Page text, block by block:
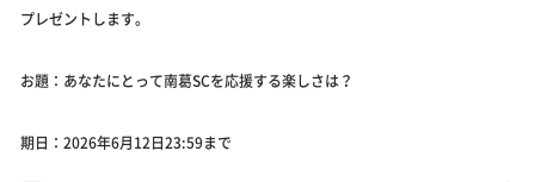
プレゼントします。
お題：あなたにとって南葛SCを応援する楽しさは？
期日：2026年6月12日23:59まで